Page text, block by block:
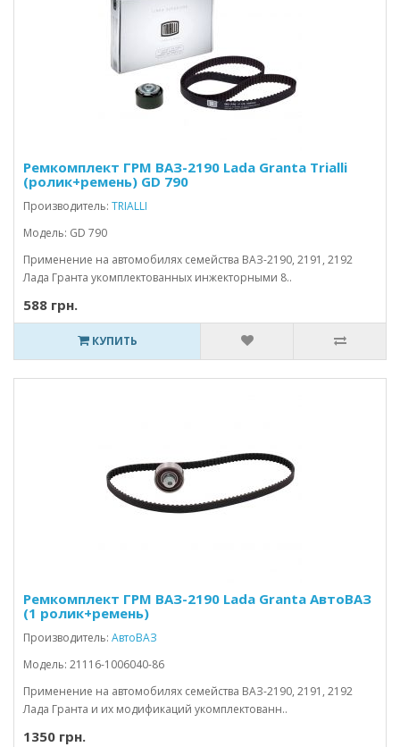
Ремкомплект ГРМ ВАЗ-2190 Lada Granta Trialli
(ролик+ремень) GD 790
Производитель: TRIALLI
Модель: GD 790
Применение на автомобилях семейства ВАЗ-2190, 2191, 2192
Лада Гранта укомплектованных инжекторными 8..
588 грн.
КУПИТЬ
Ремкомплект ГРМ ВАЗ-2190 Lada Granta АвтоВАЗ
(1 ролик+ремень)
Производитель: АвтоВАЗ
Модель: 21116-1006040-86
Применение на автомобилях семейства ВАЗ-2190, 2191, 2192
Лада Гранта и их модификаций укомплектованн..
1350 грн.